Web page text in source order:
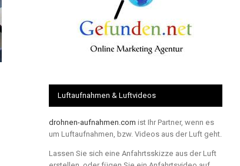
Luftaufnahmen & Luftvideos
drohnen-aufnahmen.com ist Ihr Partner, wenn es
um Luftaufnahmen, bzw. Videos aus der Luft geht.
Lassen Sie sich eine Anfahrtsskizze aus der Luft